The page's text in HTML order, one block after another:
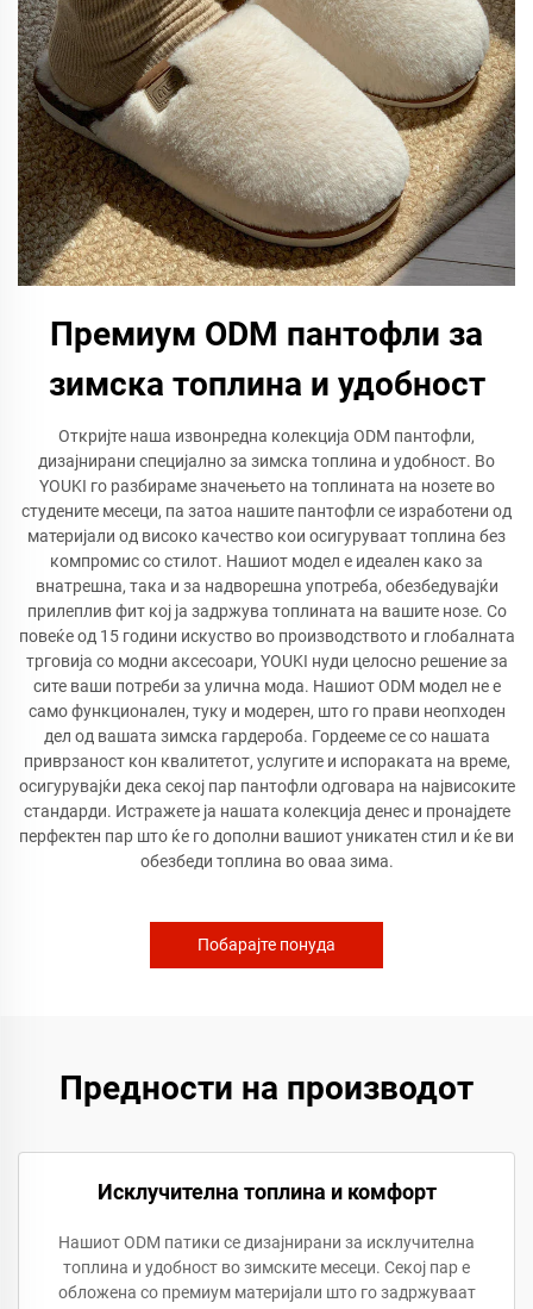
Премиум ODM пантофли за
зимска топлина и удобност
Откријте наша извонредна колекција ODM пантофли,
дизајнирани специјално за зимска топлина и удобност. Во
YOUKI го разбираме значењето на топлината на нозете во
студените месеци, па затоа нашите пантофли се изработени од
материјали од високо качество кои осигуруваат топлина без
компромис со стилот. Нашиот модел е идеален како за
внатрешна, така и за надворешна употреба, обезбедувајќи
прилеплив фит кој ја задржува топлината на вашите нозе. Со
повеќе од 15 години искуство во производството и глобалната
трговија со модни аксесоари, YOUKI нуди целосно решение за
сите ваши потреби за улична мода. Нашиот ODM модел не е
само функционален, туку и модерен, што го прави неопходен
дел од вашата зимска гардероба. Гордееме се со нашата
приврзаност кон квалитетот, услугите и испораката на време,
осигурувајќи дека секој пар пантофли одговара на највисоките
стандарди. Истражете ја нашата колекција денес и пронајдете
перфектен пар што ќе го дополни вашиот уникатен стил и ќе ви
обезбеди топлина во оваа зима.
Побарајте понуда
Предности на производот
Исклучителна топлина и комфорт
Нашиот ODM патики се дизајнирани за исклучителна
топлина и удобност во зимските месеци. Секој пар е
обложена со премиум материјали што го задржуваат